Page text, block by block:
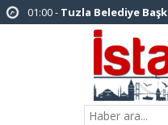
12:26 - İstanbul Emniyet
“Gök Kubbe’de, Mavi
İstanbul Emniyeti Her Yerde”
Çekmeköy
Çerkez AK Parti’ye katıldı